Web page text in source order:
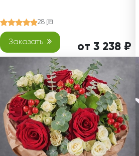
28
Заказать от 3 238 ₽